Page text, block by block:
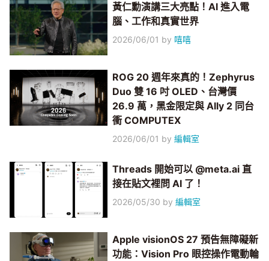
黃仁勳演講三大亮點！AI 進入電
腦、工作和真實世界
2026/06/01 by 嘻嘻
ROG 20 週年來真的！Zephyrus
Duo 雙 16 吋 OLED、台灣價
26.9 萬，黑金限定與 Ally 2 同台
衝 COMPUTEX
2026/06/01 by編輯室
Threads 開始可以 @meta.ai 直
接在貼文裡問 AI 了！
2026/05/30 by編輯室
Apple visionOS 27 預告無障礙新
功能：Vision Pro 眼控操作電動輪